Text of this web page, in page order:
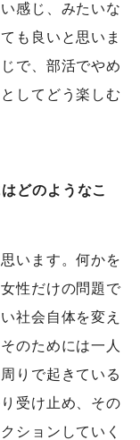
感じ、みたいな
も良いと思いま
で、部活でやめ
してどう楽しむ
どのようなこ
います。何かを
性だけの問題で
社会自体を変え
のためには一人
りで起きている
受け止め、その
ションしていく